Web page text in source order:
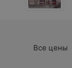
Все цены